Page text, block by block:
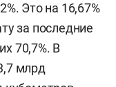
Это на 16,67%
за последние
70,7%. В
млрд